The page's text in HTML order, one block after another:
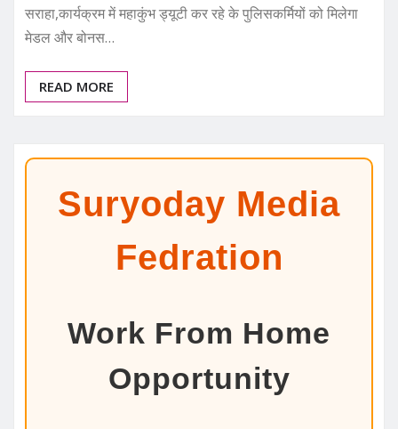
सराहा,कार्यक्रम में महाकुंभ ड्यूटी कर रहे के पुलिसकर्मियों को मिलेगा
मेडल और बोनस…
READ MORE
Suryoday Media
Fedration
Work From Home
Opportunity